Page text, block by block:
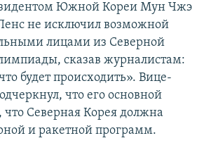
Южной Кореи Мун Чжэ
не исключил возможной
лицами из Северной
сказав журналистам:
будет происходить». Вице-
что его основной
что Северная Корея должна
и ракетной программ.